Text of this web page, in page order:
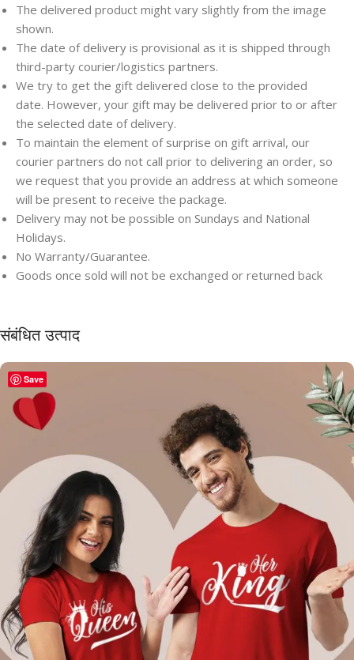
The delivered product might vary slightly from the image
shown.
The date of delivery is provisional as it is shipped through
third-party courier/logistics partners.
We try to get the gift delivered close to the provided
date. However, your gift may be delivered prior to or after
the selected date of delivery.
To maintain the element of surprise on gift arrival, our
courier partners do not call prior to delivering an order, so
we request that you provide an address at which someone
will be present to receive the package.
Delivery may not be possible on Sundays and National
Holidays.
No Warranty/Guarantee.
Goods once sold will not be exchanged or returned back
संबंधित उत्पाद
Save